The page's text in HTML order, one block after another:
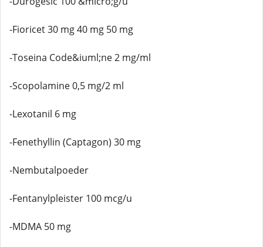
-Fioricet 30 mg 40 mg 50 mg
-Toseina Code&iuml;ne 2 mg/ml
-Scopolamine 0,5 mg/2 ml
-Lexotanil 6 mg
-Fenethyllin (Captagon) 30 mg
-Nembutalpoeder
-Fentanylpleister 100 mcg/u
-MDMA 50 mg